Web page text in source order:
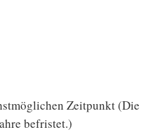
Zeitpunkt (Die
befristet.)